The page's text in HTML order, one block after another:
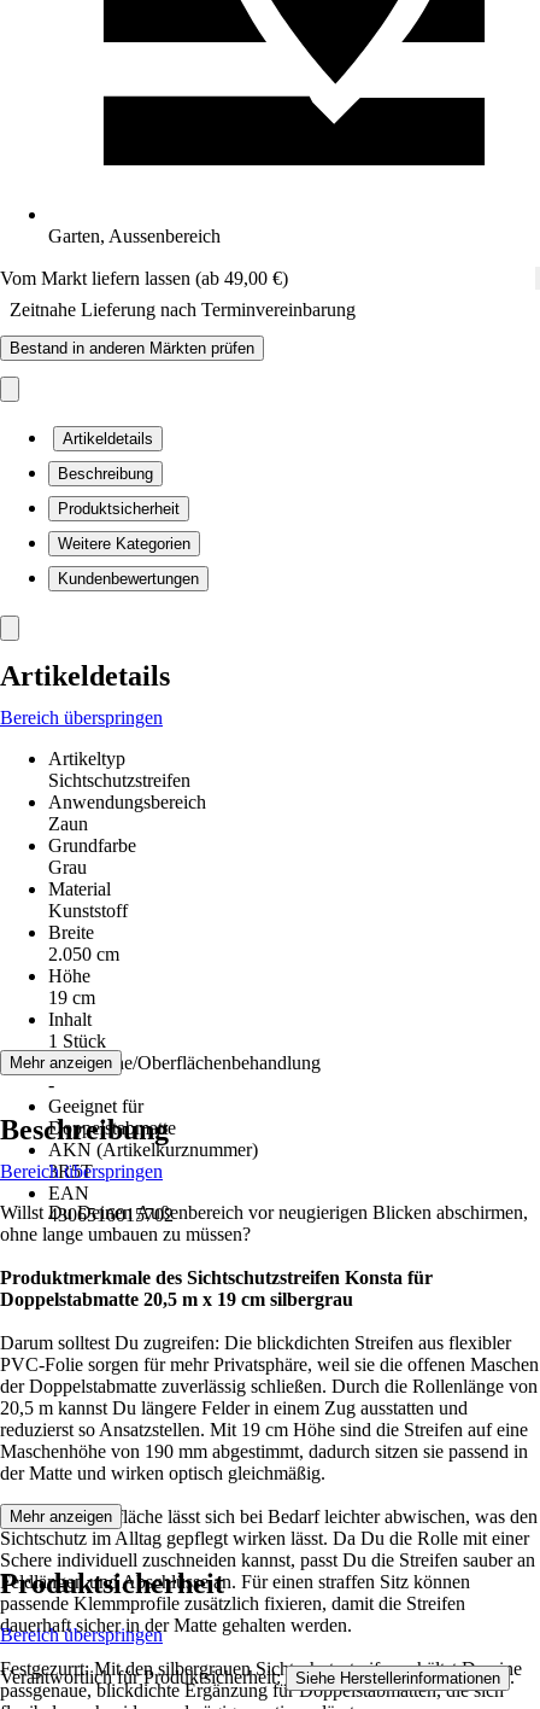
Garten, Aussenbereich
Vom Markt liefern lassen (ab 49,00 €)
Zeitnahe Lieferung nach Terminvereinbarung
Bestand in anderen Märkten prüfen
Artikeldetails
Beschreibung
Produktsicherheit
Weitere Kategorien
Kundenbewertungen
Artikeldetails
Bereich überspringen
Artikeltyp
Sichtschutzstreifen
Anwendungsbereich
Zaun
Grundfarbe
Grau
Material
Kunststoff
Breite
2.050 cm
Höhe
19 cm
Inhalt
1 Stück
Oberfläche/Oberflächenbehandlung
-
Geeignet für
Doppelstabmatte
AKN (Artikelkurznummer)
3R5T
EAN
4306516015702
Mehr anzeigen
Beschreibung
Bereich überspringen
Willst Du Deinen Außenbereich vor neugierigen Blicken abschirmen,
ohne lange umbauen zu müssen?
Produktmerkmale des Sichtschutzstreifen Konsta für
Doppelstabmatte 20,5 m x 19 cm silbergrau
Darum solltest Du zugreifen: Die blickdichten Streifen aus flexibler
PVC-Folie sorgen für mehr Privatsphäre, weil sie die offenen Maschen
der Doppelstabmatte zuverlässig schließen. Durch die Rollenlänge von
20,5 m kannst Du längere Felder in einem Zug ausstatten und
reduzierst so Ansatzstellen. Mit 19 cm Höhe sind die Streifen auf eine
Maschenhöhe von 190 mm abgestimmt, dadurch sitzen sie passend in
der Matte und wirken optisch gleichmäßig.
Die glatte Oberfläche lässt sich bei Bedarf leichter abwischen, was den
Sichtschutz im Alltag gepflegt wirken lässt. Da Du die Rolle mit einer
Schere individuell zuschneiden kannst, passt Du die Streifen sauber an
Feldlängen und Abschlüsse an. Für einen straffen Sitz können
passende Klemmprofile zusätzlich fixieren, damit die Streifen
dauerhaft sicher in der Matte gehalten werden.
Festgezurrt: Mit den silbergrauen Sichtschutzstreifen erhältst Du eine
passgenaue, blickdichte Ergänzung für Doppelstabmatten, die sich
Mehr anzeigen
Produktsicherheit
Bereich überspringen
Verantwortlich für Produktsicherheit: Siehe Herstellerinformationen .